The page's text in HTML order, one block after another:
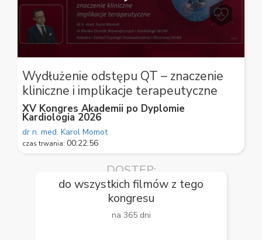
seconds
of
59
Wydłużenie odstępu QT – znaczenie
kliniczne i implikacje terapeutyczne
XV Kongres Akademii po Dyplomie
Kardiologia 2026
dr n. med. Karol Momot
czas trwania: 00:22:56
DOSTĘP:
do wszystkich filmów z tego
kongresu
na 365 dni